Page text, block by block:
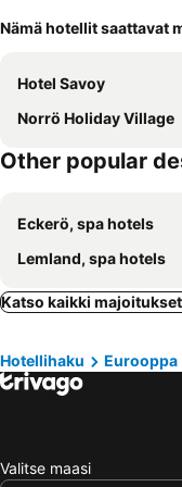
Nämä hotellit saattavat
Hotel Savoy
Norrö Holiday Village
Other popular
Eckerö, spa hotels
Lemland, spa hotels
Katso kaikki
Hotellihaku Eurooppa
Valitse maasi